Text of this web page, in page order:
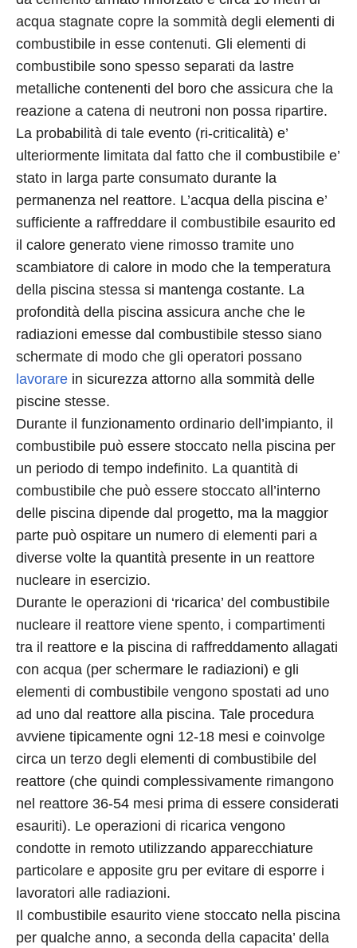
acqua stagnate copre la sommità degli elementi di
combustibile in esse contenuti. Gli elementi di
combustibile sono spesso separati da lastre
metalliche contenenti del boro che assicura che la
reazione a catena di neutroni non possa ripartire.
La probabilità di tale evento (ri-criticalità) e’
ulteriormente limitata dal fatto che il combustibile e’
stato in larga parte consumato durante la
permanenza nel reattore. L’acqua della piscina e’
sufficiente a raffreddare il combustibile esaurito ed
il calore generato viene rimosso tramite uno
scambiatore di calore in modo che la temperatura
della piscina stessa si mantenga costante. La
profondità della piscina assicura anche che le
radiazioni emesse dal combustibile stesso siano
schermate di modo che gli operatori possano
lavorare in sicurezza attorno alla sommità delle
piscine stesse.
Durante il funzionamento ordinario dell’impianto, il
combustibile può essere stoccato nella piscina per
un periodo di tempo indefinito. La quantità di
combustibile che può essere stoccato all’interno
delle piscina dipende dal progetto, ma la maggior
parte può ospitare un numero di elementi pari a
diverse volte la quantità presente in un reattore
nucleare in esercizio.
Durante le operazioni di ‘ricarica’ del combustibile
nucleare il reattore viene spento, i compartimenti
tra il reattore e la piscina di raffreddamento allagati
con acqua (per schermare le radiazioni) e gli
elementi di combustibile vengono spostati ad uno
ad uno dal reattore alla piscina. Tale procedura
avviene tipicamente ogni 12-18 mesi e coinvolge
circa un terzo degli elementi di combustibile del
reattore (che quindi complessivamente rimangono
nel reattore 36-54 mesi prima di essere considerati
esauriti). Le operazioni di ricarica vengono
condotte in remoto utilizzando apparecchiature
particolare e apposite gru per evitare di esporre i
lavoratori alle radiazioni.
Il combustibile esaurito viene stoccato nella piscina
per qualche anno, a seconda della capacita’ della